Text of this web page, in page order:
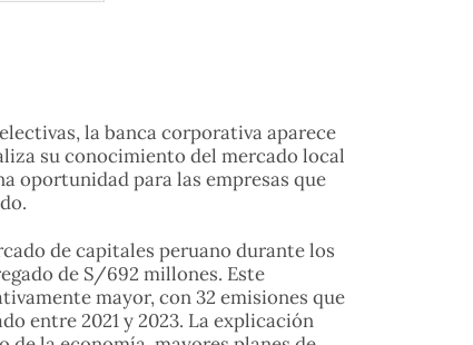
la banca corporativa aparece
su conocimiento del mercado local
oportunidad para las empresas que
de capitales peruano durante los
de S/692 millones. Este
mayor, con 32 emisiones que
entre 2021 y 2023. La explicación